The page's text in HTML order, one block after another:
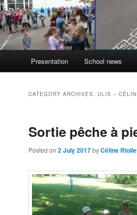
Skip to primary content
Skip to secondary content
Presentation School news
CATEGORY ARCHIVES: ULIS –
Sortie pêche à
Posted on 2 July 2017byCéline